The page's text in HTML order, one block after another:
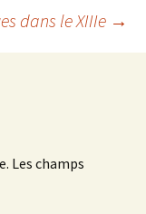
dans le XIIIe →
Les champs